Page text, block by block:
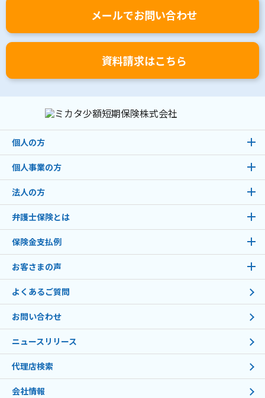
メールでお問い合わせ
資料請求はこちら
個人の方
個人事業の方
法人の方
弁護士保険とは
保険金支払例
お客さまの声
よくあるご質問
お問い合わせ
ニュースリリース
代理店検索
会社情報